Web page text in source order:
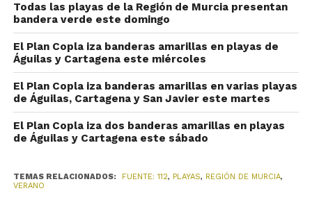
Todas las playas de la Región de Murcia presentan
bandera verde este domingo
El Plan Copla iza banderas amarillas en playas de
Águilas y Cartagena este miércoles
El Plan Copla iza banderas amarillas en varias playas
de Águilas, Cartagena y San Javier este martes
El Plan Copla iza dos banderas amarillas en playas
de Águilas y Cartagena este sábado
TEMAS RELACIONADOS: FUENTE: 112, PLAYAS, REGIÓN DE MURCIA,
VERANO